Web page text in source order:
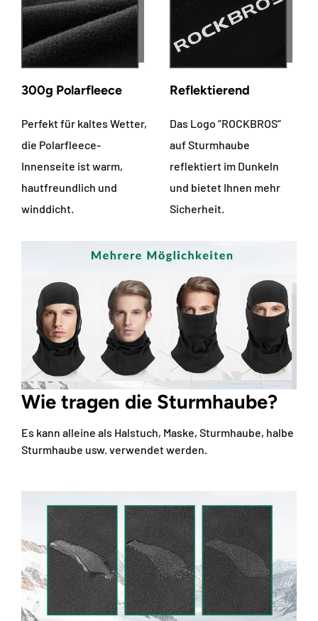
300g Polarfleece
Perfekt für kaltes Wetter,
die Polarfleece-
Innenseite ist warm,
hautfreundlich und
winddicht.
Reflektierend
Das Logo ”ROCKBROS”
auf Sturmhaube
reflektiert im Dunkeln
und bietet Ihnen mehr
Sicherheit.
Wie tragen die Sturmhaube?
Es kann alleine als Halstuch, Maske, Sturmhaube, halbe
Sturmhaube usw. verwendet werden.